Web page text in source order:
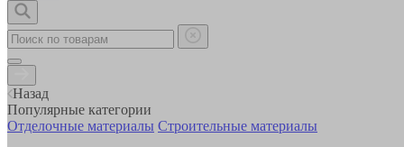
Назад
Популярные категории
Отделочные материалы Строительные материалы